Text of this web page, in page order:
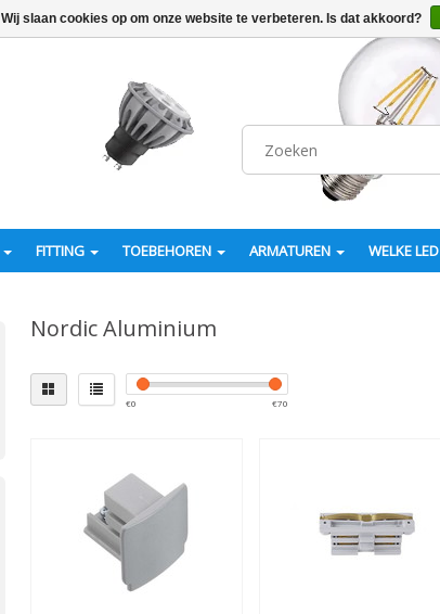
FITTING TOEBEHOREN ARMATUREN WELKE LED
Nordic Aluminium
€0 €70
Wij slaan cookies op om onze website te verbeteren. Is dat akkoord?